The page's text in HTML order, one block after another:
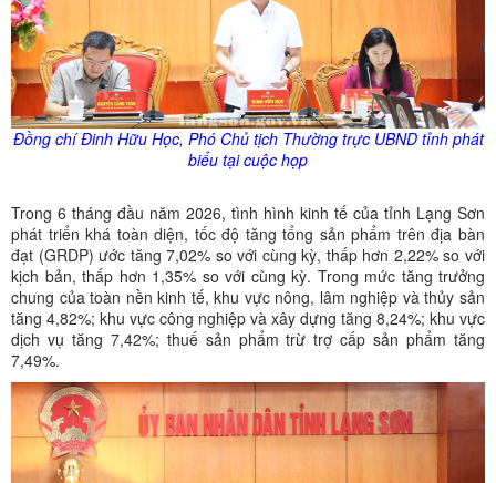
Đồng chí Đinh Hữu Học, Phó Chủ tịch Thường trực UBND tỉnh phát
biểu tại cuộc họp
Trong 6 tháng đầu năm 2026, tình hình kinh tế của tỉnh Lạng Sơn
phát triển khá toàn diện, tốc độ tăng tổng sản phẩm trên địa bàn
đạt (GRDP) ước tăng 7,02% so với cùng kỳ, thấp hơn 2,22% so với
kịch bản, thấp hơn 1,35% so với cùng kỳ. Trong mức tăng trưởng
chung của toàn nền kinh tế, khu vực nông, lâm nghiệp và thủy sản
tăng 4,82%; khu vực công nghiệp và xây dựng tăng 8,24%; khu vực
dịch vụ tăng 7,42%; thuế sản phẩm trừ trợ cấp sản phẩm tăng
7,49%.